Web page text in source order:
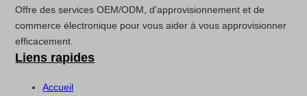
Offre des services OEM/ODM, d'approvisionnement et de
commerce électronique pour vous aider à vous approvisionner
efficacement.
Liens rapides
Accueil